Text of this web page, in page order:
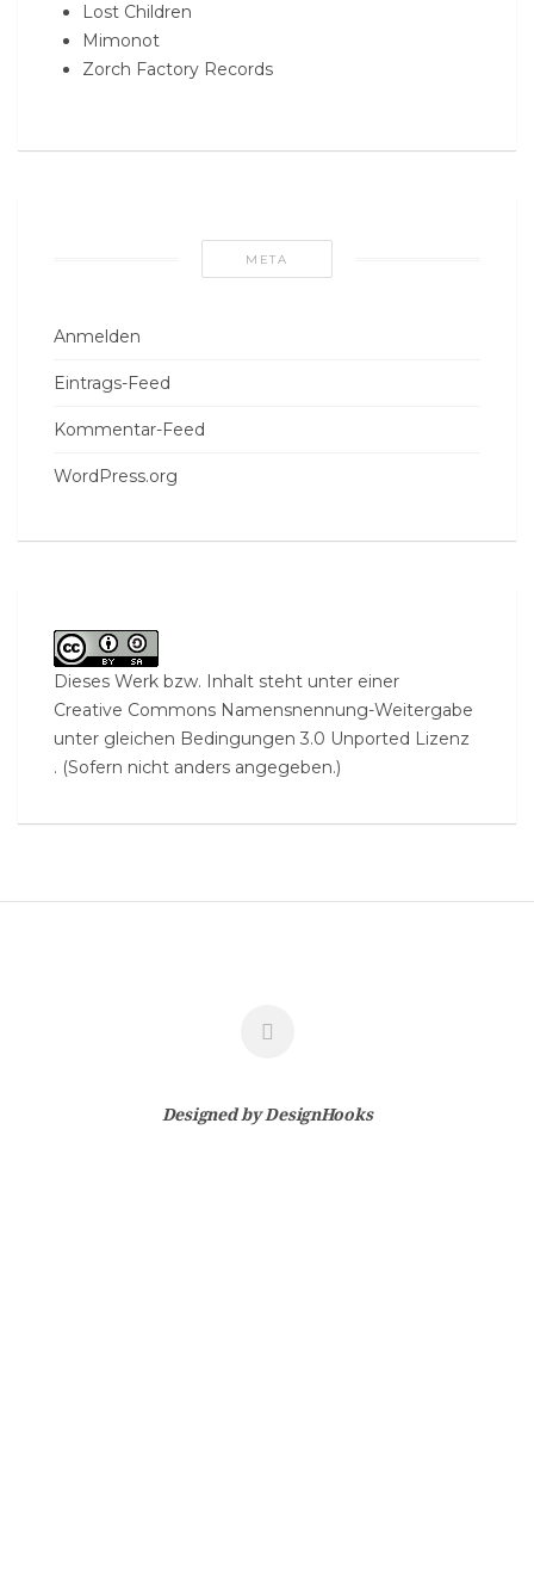
Lost Children
Mimonot
Zorch Factory Records
META
Anmelden
Eintrags-Feed
Kommentar-Feed
WordPress.org
Dieses Werk bzw. Inhalt steht unter einer
Creative Commons Namensnennung-Weitergabe
unter gleichen Bedingungen 3.0 Unported Lizenz
. (Sofern nicht anders angegeben.)
Designed byDesignHooks